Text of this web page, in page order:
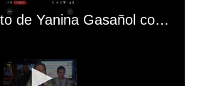
El mal momento de Yanina Gasañol con un hincha argentino en "Subrayado"